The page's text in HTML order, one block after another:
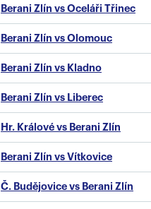
Berani Zlín vs Oceláři Třinec
Berani Zlín vs Olomouc
Berani Zlín vs Kladno
Berani Zlín vs Liberec
Hr. Králové vs Berani Zlín
Berani Zlín vs Vítkovice
Č. Budějovice vs Berani Zlín